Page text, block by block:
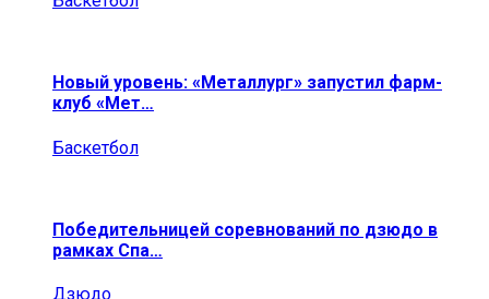
Новый уровень: «Металлург» запустил фарм-
клуб «Мет…
Баскетбол
Победительницей соревнований по дзюдо в
рамках Спа…
Дзюдо